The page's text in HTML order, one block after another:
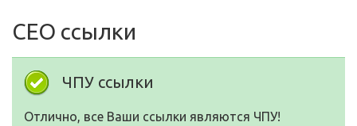
СЕО ссылки
ЧПУ ссылки
Отлично, все Ваши ссылки являются ЧПУ!